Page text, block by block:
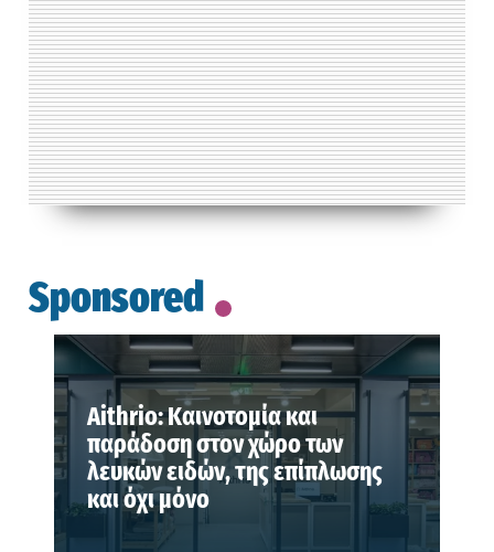
Sponsored
Aithrio: Καινοτομία και
παράδοση στον χώρο των
λευκών ειδών, της επίπλωσης
και όχι μόνο